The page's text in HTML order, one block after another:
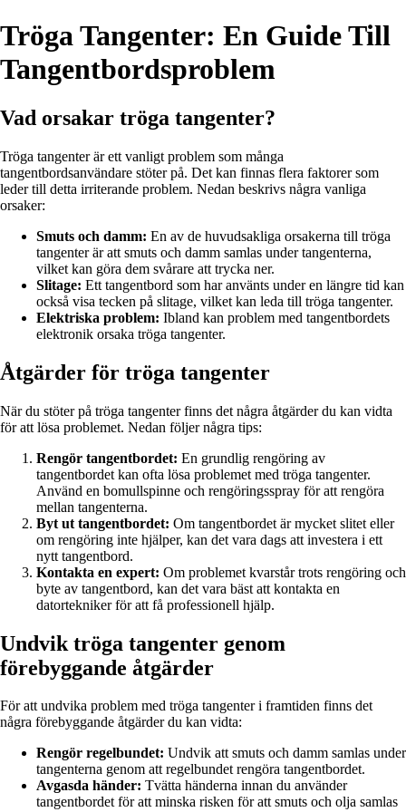
Tröga Tangenter: En Guide Till
Tangentbordsproblem
Vad orsakar tröga tangenter?
Tröga tangenter är ett vanligt problem som många
tangentbordsanvändare stöter på. Det kan finnas flera faktorer som
leder till detta irriterande problem. Nedan beskrivs några vanliga
orsaker:
Smuts och damm: En av de huvudsakliga orsakerna till tröga
tangenter är att smuts och damm samlas under tangenterna,
vilket kan göra dem svårare att trycka ner.
Slitage: Ett tangentbord som har använts under en längre tid kan
också visa tecken på slitage, vilket kan leda till tröga tangenter.
Elektriska problem: Ibland kan problem med tangentbordets
elektronik orsaka tröga tangenter.
Åtgärder för tröga tangenter
När du stöter på tröga tangenter finns det några åtgärder du kan vidta
för att lösa problemet. Nedan följer några tips:
Rengör tangentbordet: En grundlig rengöring av
tangentbordet kan ofta lösa problemet med tröga tangenter.
Använd en bomullspinne och rengöringsspray för att rengöra
mellan tangenterna.
Byt ut tangentbordet: Om tangentbordet är mycket slitet eller
om rengöring inte hjälper, kan det vara dags att investera i ett
nytt tangentbord.
Kontakta en expert: Om problemet kvarstår trots rengöring och
byte av tangentbord, kan det vara bäst att kontakta en
datortekniker för att få professionell hjälp.
Undvik tröga tangenter genom
förebyggande åtgärder
För att undvika problem med tröga tangenter i framtiden finns det
några förebyggande åtgärder du kan vidta:
Rengör regelbundet: Undvik att smuts och damm samlas under
tangenterna genom att regelbundet rengöra tangentbordet.
Avgasda händer: Tvätta händerna innan du använder
tangentbordet för att minska risken för att smuts och olja samlas